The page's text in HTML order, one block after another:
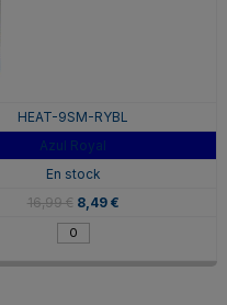
HEAT-9SM-RYBL
Azul Royal
En stock
16,99 € 8,49 €